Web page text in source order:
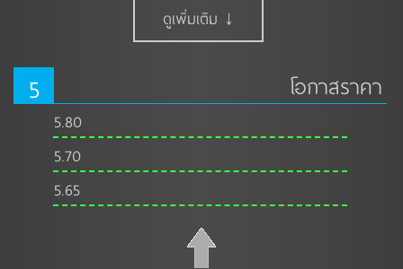
ดูเพิ่มเติม ↓
5 โอกาสราคา
5.80
5.70
5.65